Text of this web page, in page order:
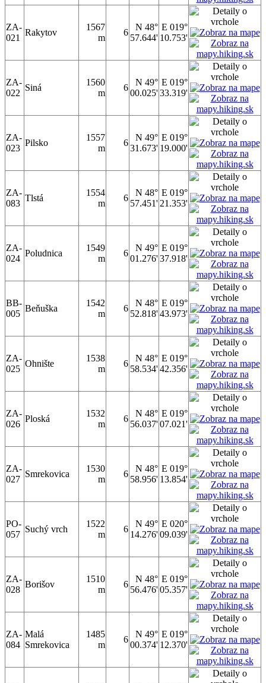
ZA-
021
Rakytov
1567
m
6
N 48°
57.644'
E 019°
10.753'
ZA-
022
Siná
1560
m
6
N 49°
00.025'
E 019°
33.319'
ZA-
023
Pilsko
1557
m
6
N 49°
31.673'
E 019°
19.000'
ZA-
083
Tlstá
1554
m
6
N 48°
57.451'
E 019°
21.353'
ZA-
024
Poludnica
1549
m
6
N 49°
01.276'
E 019°
37.918'
BB-
005
Beňuška
1542
m
6
N 48°
52.818'
E 019°
43.973'
ZA-
025
Ohnište
1538
m
6
N 48°
58.534'
E 019°
42.356'
ZA-
026
Ploská
1532
m
6
N 48°
56.037'
E 019°
07.021'
ZA-
027
Smrekovica
1530
m
6
N 48°
58.956'
E 019°
13.854'
PO-
057
Suchý vrch
1522
m
6
N 49°
14.276'
E 020°
09.039'
ZA-
028
Borišov
1510
m
6
N 48°
56.476'
E 019°
05.357'
ZA-
084
Malá
Smrekovica
1485
m
6
N 49°
00.374'
E 019°
12.370'